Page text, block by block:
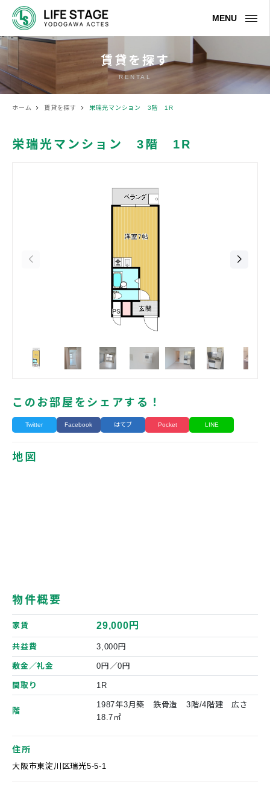
MENU
賃貸を探す
RENTAL
ホーム 賃貸を探す 栄瑞光マンション 3階 1R
栄瑞光マンション 3階 1R
このお部屋をシェアする！
Twitter Facebook はてブ Pocket LINE
地図
物件概要
家賃 29,000円
共益費 3,000円
敷金／礼金 0円／0円
間取り 1R
階
1987年3月築 鉄骨造 3階/4階建 広さ
18.7㎡
住所
大阪市東淀川区瑞光5-5-1